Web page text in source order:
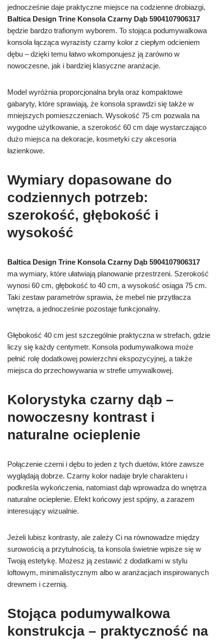
jednocześnie daje praktyczne miejsce na codzienne drobiazgi,
Baltica Design Trine Konsola Czarny Dąb 5904107906317
będzie bardzo trafionym wyborem. To stojąca podumywalkowa
konsola łącząca wyrazisty czarny kolor z ciepłym odcieniem
dębu – dzięki temu łatwo wkomponujesz ją zarówno w
nowoczesne, jak i bardziej klasyczne aranżacje.
Model wyróżnia proporcjonalna bryła oraz kompaktowe
gabaryty, które sprawiają, że konsola sprawdzi się także w
mniejszych pomieszczeniach. Wysokość 75 cm pozwala na
wygodne użytkowanie, a szerokość 60 cm daje wystarczająco
dużo miejsca na dekoracje, kosmetyki czy akcesoria
łazienkowe.
Wymiary dopasowane do
codziennych potrzeb:
szerokość, głębokość i
wysokość
Baltica Design Trine Konsola Czarny Dąb 5904107906317
ma wymiary, które ułatwiają planowanie przestrzeni. Szerokość
wynosi 60 cm, głębokość to 40 cm, a wysokość osiąga 75 cm.
Taki zestaw parametrów sprawia, że mebel nie przytłacza
wnętrza, a jednocześnie pozostaje funkcjonalny.
Głębokość 40 cm jest szczególnie praktyczna w strefach, gdzie
liczy się każdy centymetr. Konsola podumywalkowa może
pełnić rolę dodatkowej powierzchni ekspozycyjnej, a także
miejsca do przechowywania w strefie umywalkowej.
Kolorystyka czarny dąb –
nowoczesny kontrast i
naturalne ocieplenie
Połączenie czerni i dębu to jeden z tych duetów, które zawsze
wyglądają dobrze. Czarny kolor nadaje bryle charakteru i
podkreśla wykończenia, natomiast dąb wprowadza do wnętrza
naturalne ocieplenie. Efekt końcowy jest spójny, a zarazem
interesujący wizualnie.
Jeżeli lubisz kontrasty, ale zależy Ci na równowadze między
surowością a przytulnością, ta konsola świetnie wpisze się w
Twoją estetykę. Możesz ją zestawić z dodatkami w stylu
loftowym, minimalistycznym albo w aranżacjach inspirowanych
drewnem i czernią.
Stojąca podumywalkowa
konstrukcja – praktyczność na